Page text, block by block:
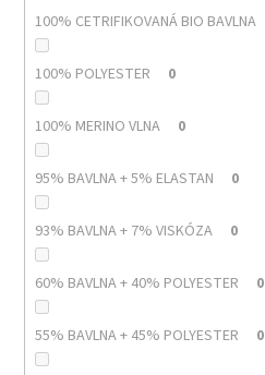
100% CETRIFIKOVANÁ BIO BAVLNA
100% POLYESTER 0
100% MERINO VLNA 0
95% BAVLNA + 5% ELASTAN 0
93% BAVLNA + 7% VISKÓZA 0
60% BAVLNA + 40% POLYESTER 0
55% BAVLNA + 45% POLYESTER 0